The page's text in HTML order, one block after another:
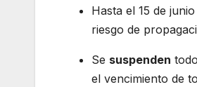
Hasta el 15 de
riesgo de
Se suspenden
el vencimiento de